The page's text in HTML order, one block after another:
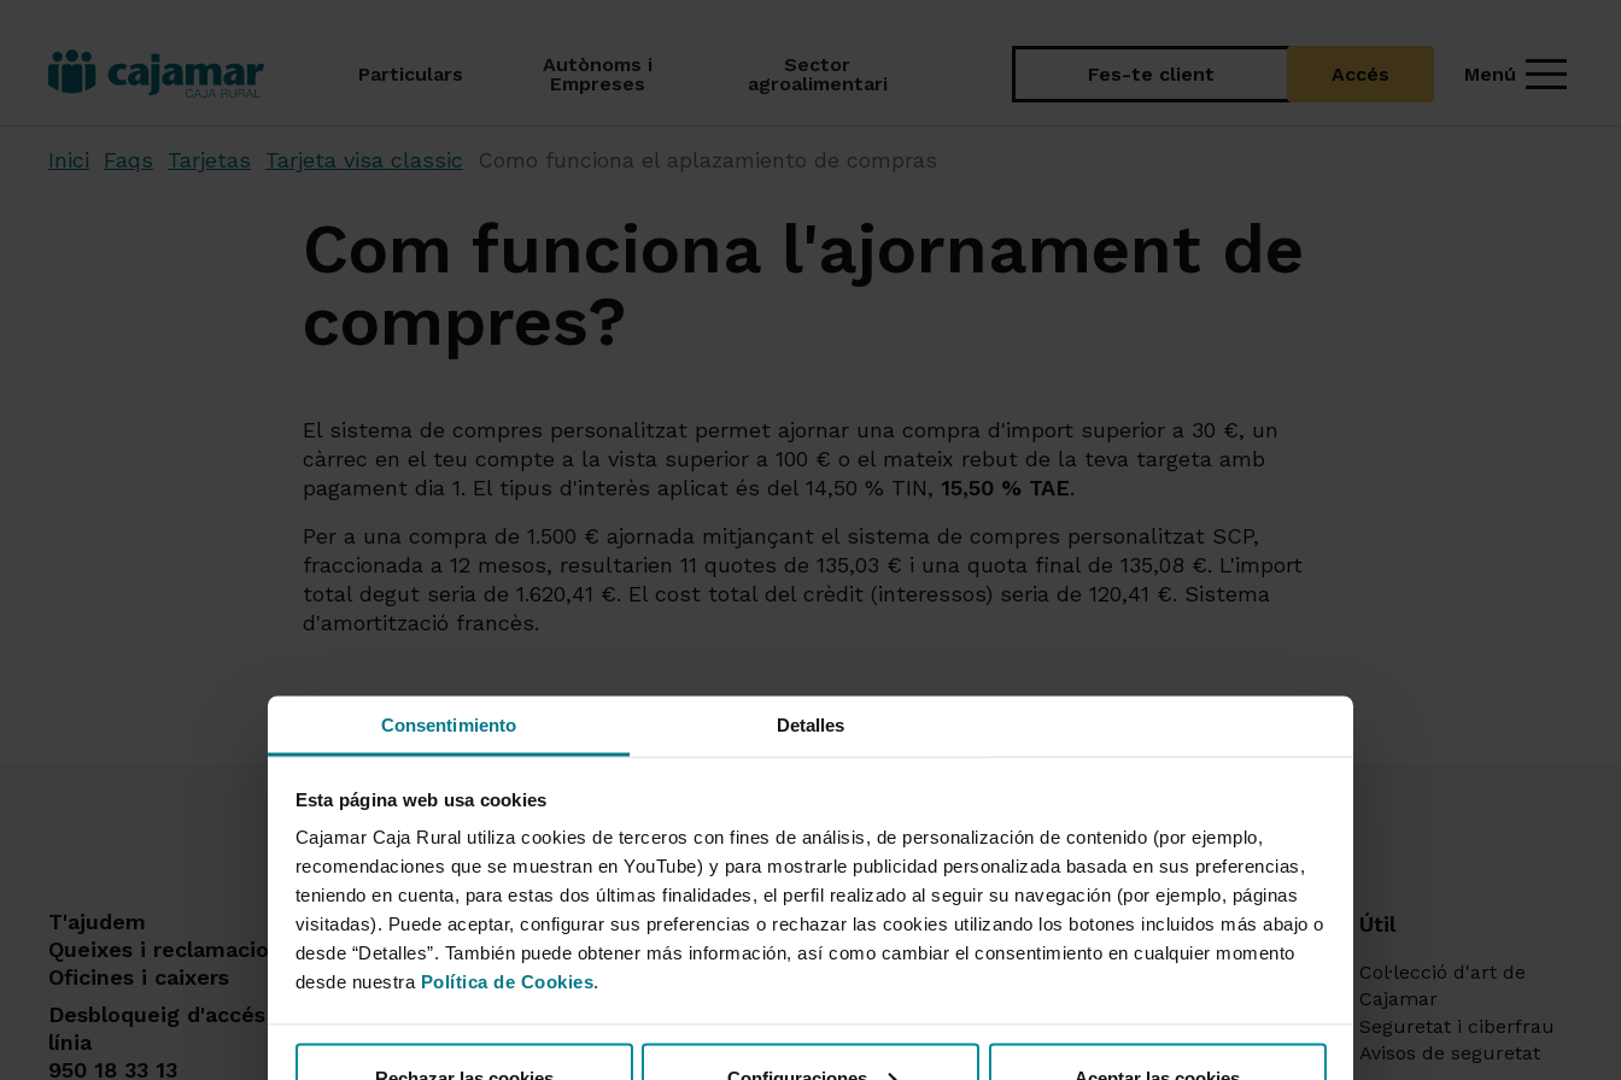
Consentimiento Detalles
Esta página web usa cookies
Cajamar Caja Rural utiliza cookies de terceros con fines de análisis, de personalización de contenido (por ejemplo,
recomendaciones que se muestran en YouTube) y para mostrarle publicidad personalizada basada en sus preferencias,
teniendo en cuenta, para estas dos últimas finalidades, el perfil realizado al seguir su navegación (por ejemplo, páginas
visitadas). Puede aceptar, configurar sus preferencias o rechazar las cookies utilizando los botones incluidos más abajo o
desde “Detalles”. También puede obtener más información, así como cambiar el consentimiento en cualquier momento
desde nuestra Política de Cookies.
Particulars
Autònoms i
Empreses
Sector
agroalimentari
Fes-te client Accés Menú
Inici Faqs Tarjetas Tarjeta visa classic Como funciona el aplazamiento de compras
Com funciona l'ajornament de
compres?
El sistema de compres personalitzat permet ajornar una compra d'import superior a 30 €, un
càrrec en el teu compte a la vista superior a 100 € o el mateix rebut de la teva targeta amb
pagament dia 1. El tipus d'interès aplicat és del 14,50 % TIN, 15,50 % TAE.
Per a una compra de 1.500 € ajornada mitjançant el sistema de compres personalitzat SCP,
fraccionada a 12 mesos, resultarien 11 quotes de 135,03 € i una quota final de 135,08 €. L'import
total degut seria de 1.620,41 €. El cost total del crèdit (interessos) seria de 120,41 €. Sistema
d'amortització francès.
T'ajudem
Queixes i reclamacions
Oficines i caixers
Desbloqueig d'accés a banca en
línia
950 18 33 13
Destacats
Hipoteques
Plans de pensions. La millor alternativa als
Informació corporativa
Informació per al soci
Útil
Col·lecció d'art de
Cajamar
Seguretat i ciberfrau
Avisos de seguretat